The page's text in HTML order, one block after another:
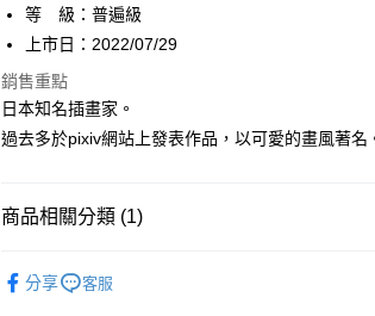
１．於結帳方式選擇「AFTEE先享後付」後，將跳轉至「
付」結帳頁面，進行簡訊認證並確認金額後，即可完成結
２．訂單成立數日內，您將收到繳費通知簡訊。
３．收到繳費通知簡訊後14天內，點擊此簡訊中的連結，
／ATM／網路銀行／等多元方式進行付款，方視為交易完
※ 交易是否成功請以「AFTEE先享後付 」之結帳頁面顯
全家取貨付款
每筆NT$80，滿NT$500(含以上)免運費
付款後全家取貨
每筆NT$80，滿NT$500(含以上)免運費
每筆NT$80，滿NT$500(含以上)免運費
每筆NT$80，滿NT$500(含以上)免運費
等 級：普遍級
上市日：2022/07/29
銷售重點
日本知名插畫家。
過去多於pixiv網站上發表作品，以可愛的畫風著名
商品相關分類 (1)
分享
客服